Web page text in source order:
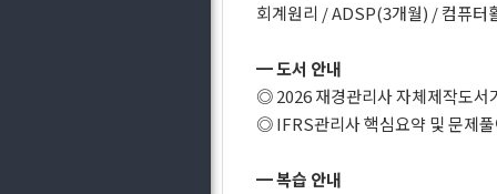
회계원리 / ADSP(3개월) / 컴퓨터
━ 도서 안내
◎ 2026 재경관리사 자체제작도서
◎ IFRS관리사 핵심요약 및 문제
━ 복습 안내